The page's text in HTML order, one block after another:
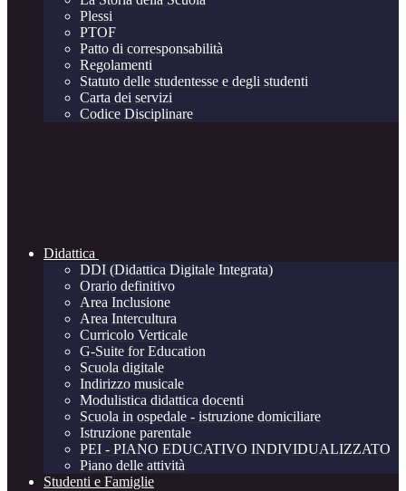
Plessi
PTOF
Patto di corresponsabilità
Regolamenti
Statuto delle studentesse e degli studenti
Carta dei servizi
Codice Disciplinare
Didattica
DDI (Didattica Digitale Integrata)
Orario definitivo
Area Inclusione
Area Intercultura
Curricolo Verticale
G-Suite for Education
Scuola digitale
Indirizzo musicale
Modulistica didattica docenti
Scuola in ospedale - istruzione domiciliare
Istruzione parentale
PEI - PIANO EDUCATIVO INDIVIDUALIZZATO
Piano delle attività
Studenti e Famiglie